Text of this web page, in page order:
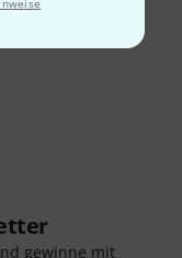
gewinne mit